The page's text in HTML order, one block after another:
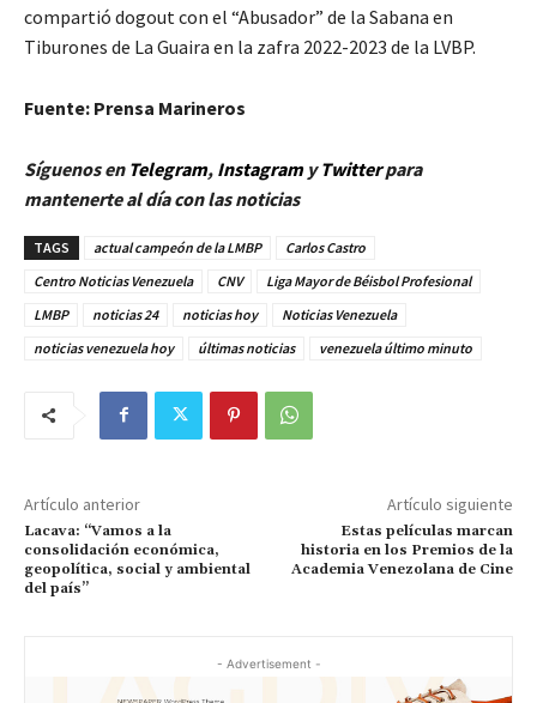
compartió dogout con el “Abusador” de la Sabana en
Tiburones de La Guaira en la zafra 2022-2023 de la LVBP.
Fuente: Prensa Marineros
Síguenos en Telegram, InstagramyTwitterpara
mantenerte al día con las noticias
TAGS actual campeón de la LMBP
Carlos Castro
Centro Noticias Venezuela
CNV
Liga Mayor de Béisbol Profesional
LMBP
noticias 24 noticias hoy
Noticias Venezuela
noticias venezuela hoy
últimas noticias venezuela último minuto
Artículo anterior
Lacava: “Vamos a la
consolidación económica,
geopolítica, social y ambiental
del país”
Artículo siguiente
Estas películas marcan
historia en los Premios de la
Academia Venezolana de Cine
- Advertisement -